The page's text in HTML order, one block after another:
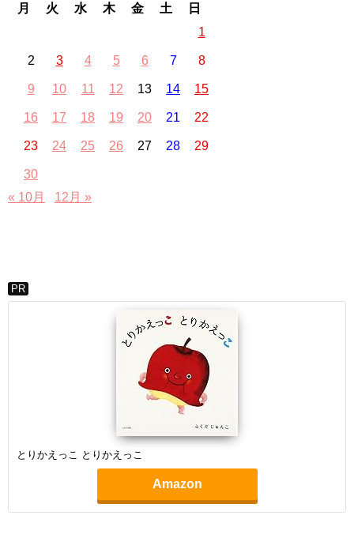
月
火 水 木 金 土
日
1
2 3 4 5 6 7 8
9 10 11 12 13 14 15
16 17 18 19 20 21 22
23 24 25 26 27 28 29
30
« 10月
12月 »
PR
とりかえっこ とりかえっこ
Amazon